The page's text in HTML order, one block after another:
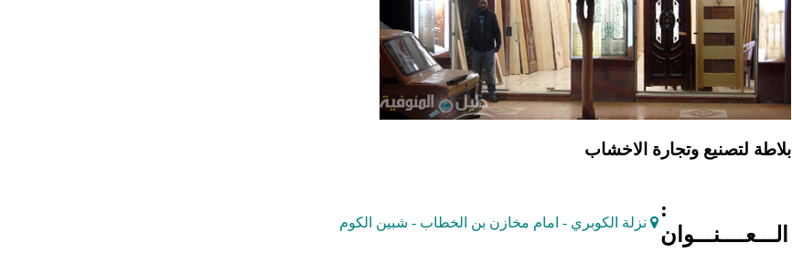
بلاطة لتصنيع وتجارة الاخشاب
نزلة الكوبري - امام مخازن بن الخطاب - شبين الكوم
:
الـــعــــنـــوان